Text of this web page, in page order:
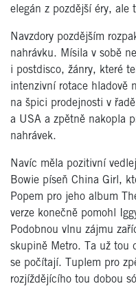
elegán z pozdější éry, ale
Navzdory pozdějším
nahrávku. Mísila v sobě
i postdisco, žánry, které
intenzivní rotace hladově
na špici prodejnosti v
a USA a zpětně nakopla
nahrávek.
Navíc měla pozitivní
Bowie píseň China Girl,
Popem pro jeho album
verze konečně pomohl
Podobnou vlnu zájmu
skupině Metro. Ta už tou
se počítají. Tuplem pro
rozjíždějícího tou dobou